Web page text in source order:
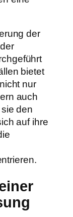
der
bietet
nur
auch
den
auf ihre